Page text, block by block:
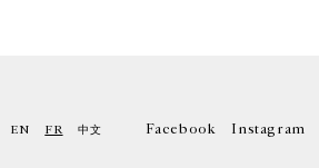
EN FR 中文 Facebook Instagram